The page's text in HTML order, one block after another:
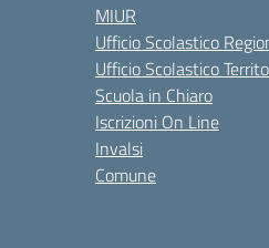
MIUR
Ufficio Scolastico
Ufficio Scolastico
Scuola in Chiaro
Iscrizioni On Line
Invalsi
Comune